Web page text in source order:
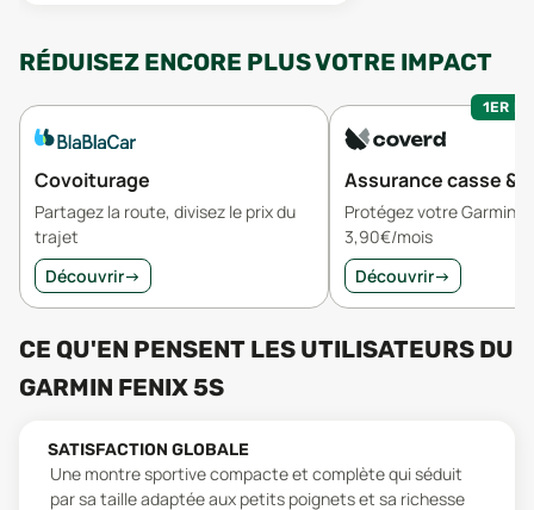
RÉDUISEZ ENCORE PLUS VOTRE IMPACT
Covoiturage
Partagez la route, divisez le prix du
trajet
Découvrir→
1ER
Assurance casse &
Protégez votre Garmin
3,90€/mois
Découvrir→
CE QU'EN PENSENT LES UTILISATEURS DU
GARMIN FENIX 5S
SATISFACTION GLOBALE
Une montre sportive compacte et complète qui séduit
par sa taille adaptée aux petits poignets et sa richesse